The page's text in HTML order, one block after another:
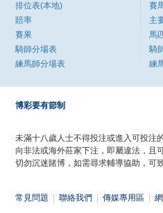
排位表(本地)
賠率
賽果
騎師分場表
練馬師分場表
賽
主
馬
騎
練
博彩要有節制
未滿十八歲人士不得投注或進入可投注的
向非法或海外莊家下注，即屬違法，且
切勿沉迷賭博，如需尋求輔導協助，可
常見問題 聯絡我們 傳媒專用區